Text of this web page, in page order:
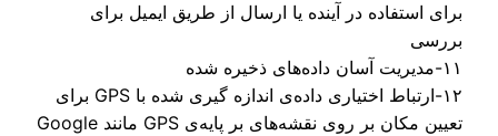
استفاده در آینده یا ارسال از طریق ایمیل برای
۱۲-ارتباط اختیاری داده‌ی اندازه گیری شده با GPS برای
تعیین مکان بر روی نقشه‌های بر پایه‌ی GPS مانند Google